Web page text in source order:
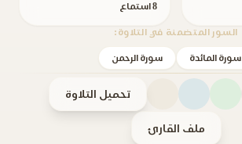
8 استماع
السور المتضمنة في التلاوة:
سورة المائدة سورة الرحمن
تحميل التلاوة
ملف القارئ